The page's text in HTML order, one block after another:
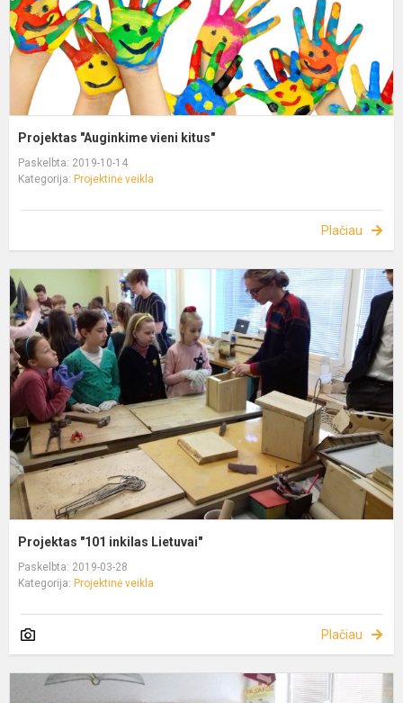
Projektas "Auginkime vieni kitus"
Paskelbta: 2019-10-14
Kategorija: Projektinė veikla
Plačiau
Projektas "101 inkilas Lietuvai"
Paskelbta: 2019-03-28
Kategorija: Projektinė veikla
Plačiau